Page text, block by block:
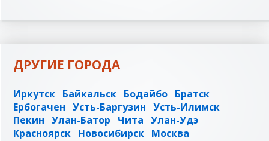
ДРУГИЕ ГОРОДА
Иркутск Байкальск Бодайбо Братск
Ербогачен Усть-Баргузин Усть-Илимск
Пекин Улан-Батор Чита Улан-Удэ
Красноярск Новосибирск Москва